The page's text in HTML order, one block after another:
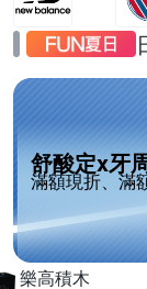
舒酸定x牙
滿額現折、滿
樂高積木